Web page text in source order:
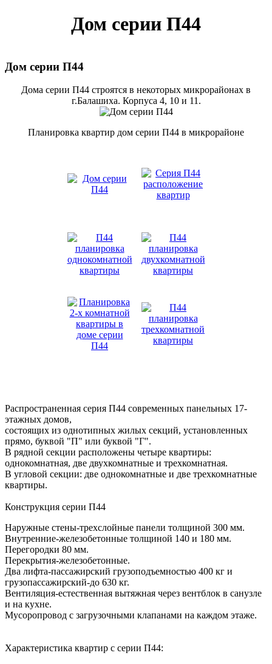
Дом серии П44
Дом серии П44
Дома серии П44 строятся в некоторых микрорайонах в
г.Балашиха. Корпуса 4, 10 и 11.
Планировка квартир дом серии П44 в микрорайоне
Распространенная серия П44 современных панельных 17-
этажных домов,
состоящих из однотипных жилых секций, установленных
прямо, буквой "П" или буквой "Г".
В рядной секции расположены четыре квартиры:
однокомнатная, две двухкомнатные и трехкомнатная.
В угловой секции: две однокомнатные и две трехкомнатные
квартиры.
Конструкция серии П44
Наружные стены-трехслойные панели толщиной 300 мм.
Внутренние-железобетонные толщиной 140 и 180 мм.
Перегородки 80 мм.
Перекрытия-железобетонные.
Два лифта-пассажирский грузоподъемностью 400 кг и
грузопассажирский-до 630 кг.
Вентиляция-естественная вытяжная через вентблок в санузле
и на кухне.
Мусоропровод с загрузочными клапанами на каждом этаже.
Характеристика квартир с серии П44: